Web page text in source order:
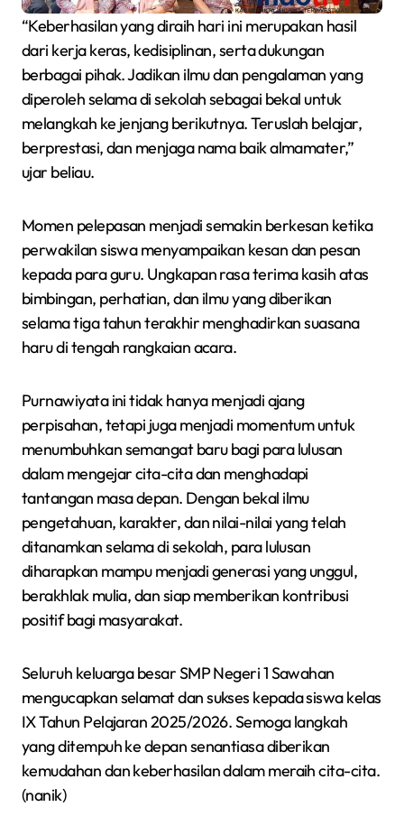
“Keberhasilan yang diraih hari ini merupakan hasil
dari kerja keras, kedisiplinan, serta dukungan
berbagai pihak. Jadikan ilmu dan pengalaman yang
diperoleh selama di sekolah sebagai bekal untuk
melangkah ke jenjang berikutnya. Teruslah belajar,
berprestasi, dan menjaga nama baik almamater,”
ujar beliau.
Momen pelepasan menjadi semakin berkesan ketika
perwakilan siswa menyampaikan kesan dan pesan
kepada para guru. Ungkapan rasa terima kasih atas
bimbingan, perhatian, dan ilmu yang diberikan
selama tiga tahun terakhir menghadirkan suasana
haru di tengah rangkaian acara.
Purnawiyata ini tidak hanya menjadi ajang
perpisahan, tetapi juga menjadi momentum untuk
menumbuhkan semangat baru bagi para lulusan
dalam mengejar cita-cita dan menghadapi
tantangan masa depan. Dengan bekal ilmu
pengetahuan, karakter, dan nilai-nilai yang telah
ditanamkan selama di sekolah, para lulusan
diharapkan mampu menjadi generasi yang unggul,
berakhlak mulia, dan siap memberikan kontribusi
positif bagi masyarakat.
Seluruh keluarga besar SMP Negeri 1 Sawahan
mengucapkan selamat dan sukses kepada siswa kelas
IX Tahun Pelajaran 2025/2026. Semoga langkah
yang ditempuh ke depan senantiasa diberikan
kemudahan dan keberhasilan dalam meraih cita-cita.
(nanik)